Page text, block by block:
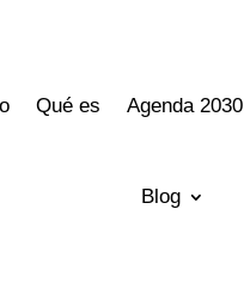
Qué es Agenda 2030
Blog